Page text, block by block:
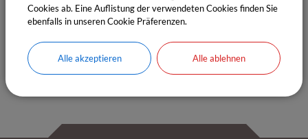
Amtliche Bekanntmachung
Cookies ab. Eine Auflistung der verwendeten Cookies finden Sie
ebenfalls in unseren Cookie Präferenzen.
Alle akzeptieren Alle ablehnen